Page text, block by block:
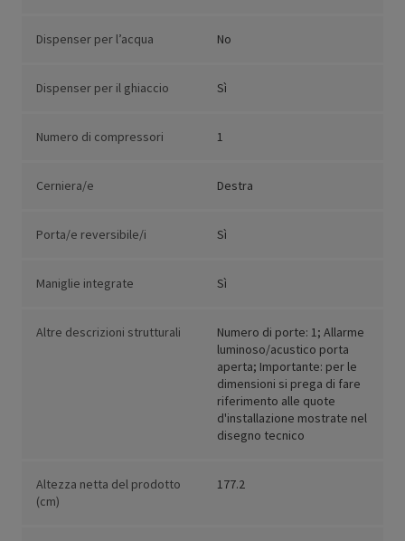
Dispenser per l’acqua No
Dispenser per il ghiaccio Sì
Numero di compressori 1
Cerniera/e Destra
Porta/e reversibile/i Sì
Maniglie integrate Sì
Altre descrizioni strutturali
Numero di porte: 1; Allarme
luminoso/acustico porta
aperta; Importante: per le
dimensioni si prega di fare
riferimento alle quote
d'installazione mostrate nel
disegno tecnico
Altezza netta del prodotto
(cm)
177.2